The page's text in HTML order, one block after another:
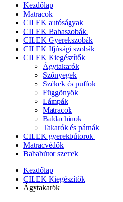
Kezdőlap
Matracok
CILEK autóságyak
CILEK Babaszobák
CILEK Gyerekszobák
CILEK Ifjúsági szobák
CILEK Kiegészítők
Ágytakarók
Szőnyegek
Székek és puffok
Függönyök
Lámpák
Matracok
Baldachinok
Takarók és párnák
CILEK gyerekbútorok
Matracvédők
Bababútor szettek
Kezdőlap
CILEK Kiegészítők
Ágytakarók